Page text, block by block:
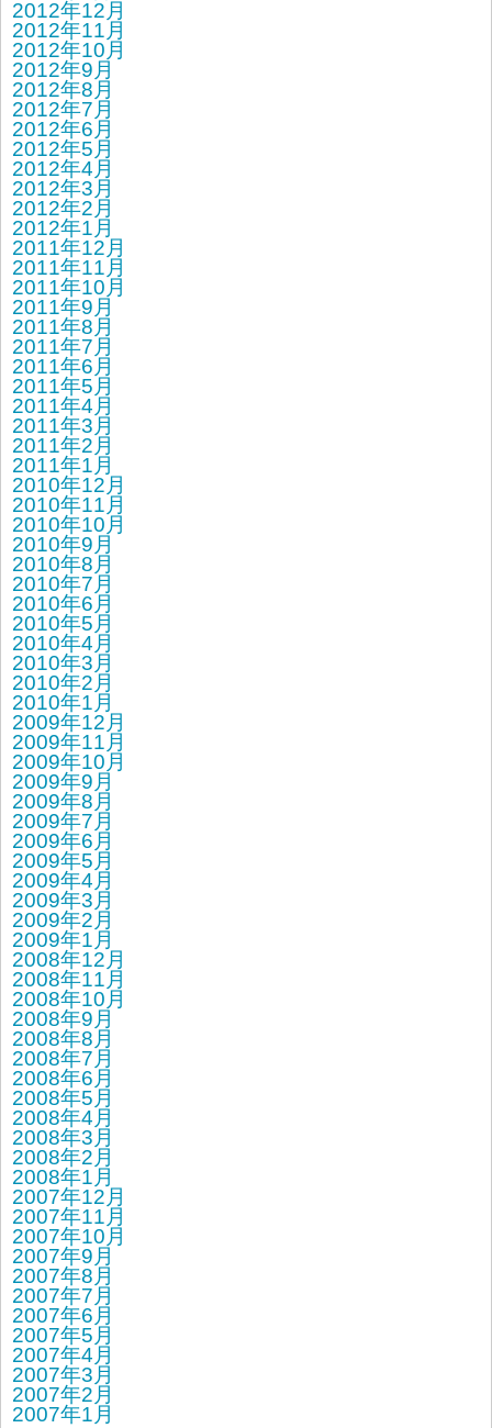
2012年12月
2012年11月
2012年10月
2012年9月
2012年8月
2012年7月
2012年6月
2012年5月
2012年4月
2012年3月
2012年2月
2012年1月
2011年12月
2011年11月
2011年10月
2011年9月
2011年8月
2011年7月
2011年6月
2011年5月
2011年4月
2011年3月
2011年2月
2011年1月
2010年12月
2010年11月
2010年10月
2010年9月
2010年8月
2010年7月
2010年6月
2010年5月
2010年4月
2010年3月
2010年2月
2010年1月
2009年12月
2009年11月
2009年10月
2009年9月
2009年8月
2009年7月
2009年6月
2009年5月
2009年4月
2009年3月
2009年2月
2009年1月
2008年12月
2008年11月
2008年10月
2008年9月
2008年8月
2008年7月
2008年6月
2008年5月
2008年4月
2008年3月
2008年2月
2008年1月
2007年12月
2007年11月
2007年10月
2007年9月
2007年8月
2007年7月
2007年6月
2007年5月
2007年4月
2007年3月
2007年2月
2007年1月